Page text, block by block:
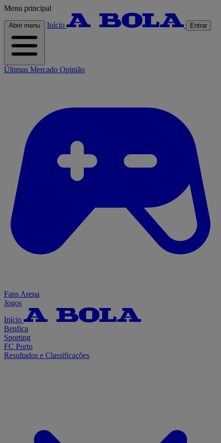
Menu principal
Abrir menu Início Entrar
Últimas Mercado Opinião
Fans Arena
Jogos
Início
Benfica
Sporting
FC Porto
Resultados e Classificações